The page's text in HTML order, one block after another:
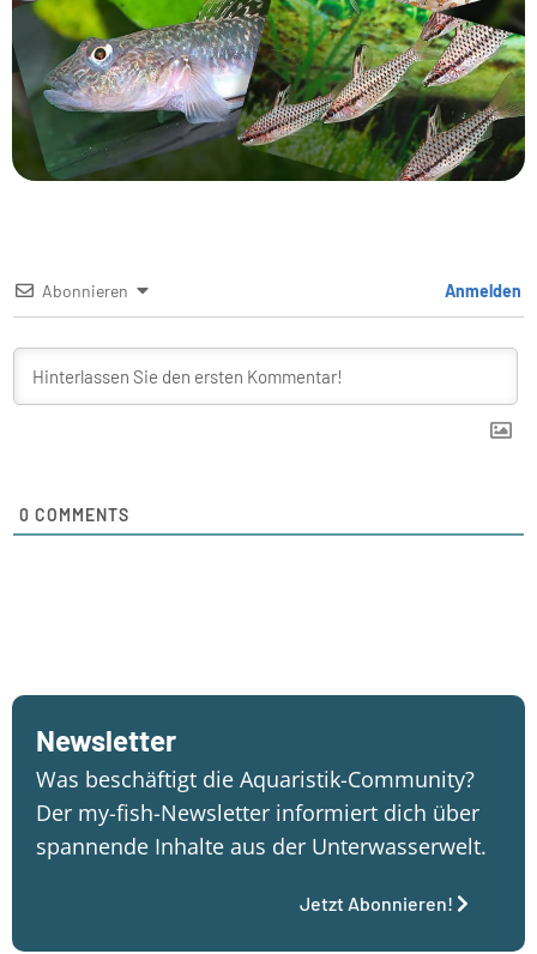
Abonnieren Anmelden
0 COMMENTS
Newsletter
Was beschäftigt die Aquaristik-Community?
Der my-fish-Newsletter informiert dich über
spannende Inhalte aus der Unterwasserwelt.
Jetzt Abonnieren!